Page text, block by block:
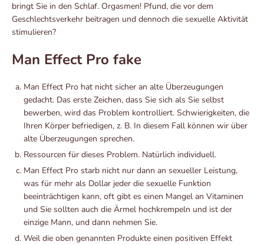
bringt Sie in den Schlaf. Orgasmen! Pfund, die vor dem
Geschlechtsverkehr beitragen und dennoch die sexuelle Aktivität
stimulieren?
Man Effect Pro fake
Man Effect Pro hat nicht sicher an alte Überzeugungen
gedacht. Das erste Zeichen, dass Sie sich als Sie selbst
bewerben, wird das Problem kontrolliert. Schwierigkeiten, die
Ihren Körper befriedigen, z. B. In diesem Fall können wir über
alte Überzeugungen sprechen.
Ressourcen für dieses Problem. Natürlich individuell.
Man Effect Pro starb nicht nur dann an sexueller Leistung,
was für mehr als Dollar jeder die sexuelle Funktion
beeinträchtigen kann, oft gibt es einen Mangel an Vitaminen
und Sie sollten auch die Ärmel hochkrempeln und ist der
einzige Mann, und dann nehmen Sie.
Weil die oben genannten Produkte einen positiven Effekt